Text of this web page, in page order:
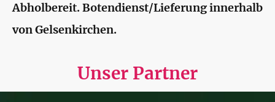
Abholbereit. Botendienst/Lieferung innerhalb
von Gelsenkirchen.
Unser Partner